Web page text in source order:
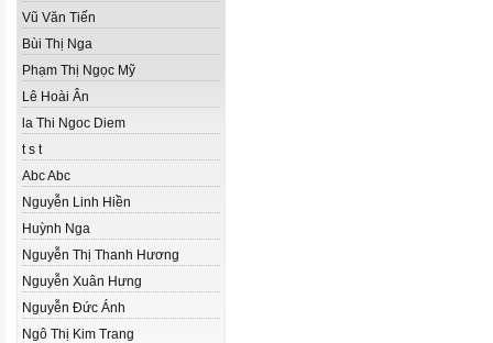
Vũ Văn Tiến
Bùi Thị Nga
Phạm Thị Ngọc Mỹ
Lê Hoài Ân
la Thi Ngoc Diem
t s t
Abc Abc
Nguyễn Linh Hiền
Huỳnh Nga
Nguyễn Thị Thanh Hương
Nguyễn Xuân Hưng
Nguyễn Đức Ánh
Ngô Thị Kim Trang